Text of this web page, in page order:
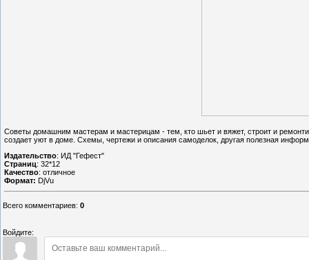
Советы домашним мастерам и мастерицам - тем, кто шьет и вяжет, строит и
создает уют в доме. Схемы, чертежи и описания самоделок, другая полезная
Издательство: ИД "Гефест"
Страниц: 32*12
Качество: отличное
Формат: DjVu
Всего комментариев: 0
Войдите: